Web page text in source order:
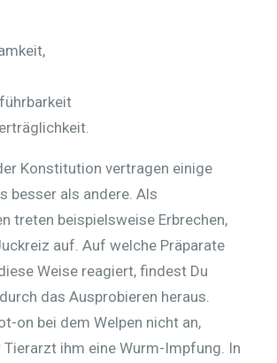
Konstitution vertragen einige
besser als andere. Als
treten beispielsweise Erbrechen,
auf. Auf welche Präparate
Weise reagiert, findest Du
das Ausprobieren heraus.
on bei dem Welpen nicht an,
ihm eine Wurm-Impfung. In